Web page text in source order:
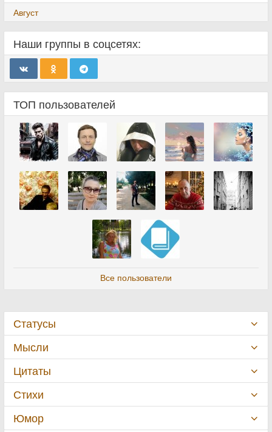
Август
Наши группы в соцсетях:
ТОП пользователей
Все пользователи
Статусы
Мысли
Цитаты
Стихи
Юмор